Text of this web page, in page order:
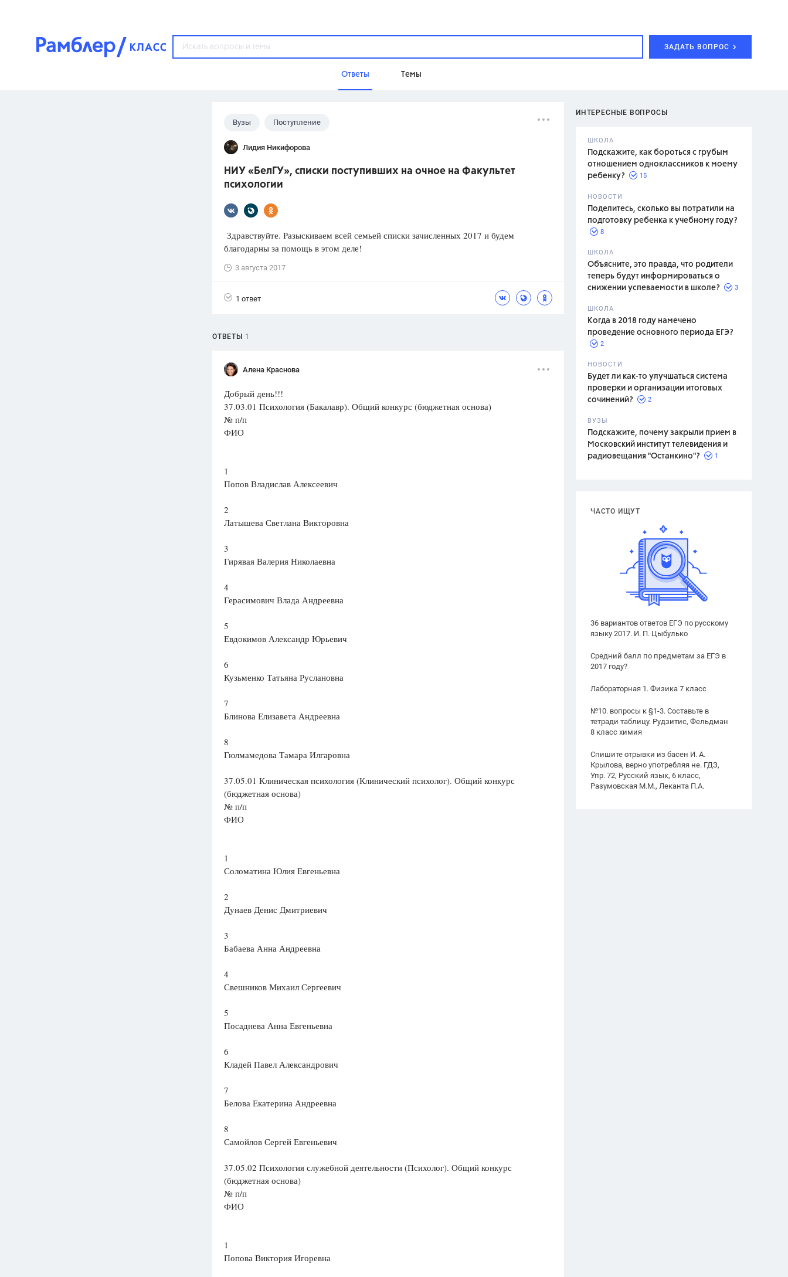
ЗАДАТЬ ВОПРОС
Ответы Темы
Популярные темы
ГДЗ
ОГЭ
ФИПИ
1752 ответа
ответов
ИНТЕРЕСНЫЕ ВОПРОСЫ
ШКОЛА
Подскажите, как бороться с грубым
отношением одноклассников к моему
ребенку?
15
НОВОСТИ
Поделитесь, сколько вы потратили на
подготовку ребенка к учебному году?
8
ШКОЛА
Объясните, это правда, что родители
теперь будут информироваться о
снижении успеваемости в школе?
3
ШКОЛА
Когда в 2018 году намечено
проведение основного периода ЕГЭ?
2
НОВОСТИ
Будет ли как-то улучшаться система
проверки и организации итоговых
сочинений?
2
ВУЗЫ
Подскажите, почему закрыли прием в
Московский институт телевидения и
радиовещания "Останкино"?
1
ЧАСТО ИЩУТ
36 вариантов ответов ЕГЭ по русскому
языку 2017. И. П. Цыбулько
Средний балл по предметам за ЕГЭ в
2017 году?
Лабораторная 1. Физика 7 класс
№10. вопросы к §1-3. Составьте в
тетради таблицу. Рудзитис, Фельдман
8 класс химия
Спишите отрывки из басен И. А.
Крылова, верно употребляя не. ГДЗ,
Упр. 72, Русский язык, 6 класс,
Разумовская М.М., Леканта П.А.
Вузы Поступление
Лидия Никифорова
НИУ «БелГУ», списки поступивших на очное на Факультет
психологии
Здравствуйте. Разыскиваем всей семьей списки зачисленных 2017 и будем
благодарны за помощь в этом деле!
3 августа 2017
1 ответ
ОТВЕТЫ 1
Алена Краснова
Добрый день!!!
37.03.01 Психология (Бакалавр). Общий конкурс (бюджетная основа)
№ п/п
ФИО
1
Попов Владислав Алексеевич
2
Латышева Светлана Викторовна
3
Гирявая Валерия Николаевна
4
Герасимович Влада Андреевна
5
Евдокимов Александр Юрьевич
6
Кузьменко Татьяна Руслановна
7
Блинова Елизавета Андреевна
8
Гюлмамедова Тамара Илгаровна
37.05.01 Клиническая психология (Клинический психолог). Общий конкурс
(бюджетная основа)
№ п/п
ФИО
1
Соломатина Юлия Евгеньевна
2
Дунаев Денис Дмитриевич
3
Бабаева Анна Андреевна
4
Свешников Михаил Сергеевич
5
Посаднева Анна Евгеньевна
6
Кладей Павел Александрович
7
Белова Екатерина Андреевна
8
Самойлов Сергей Евгеньевич
37.05.02 Психология служебной деятельности (Психолог). Общий конкурс
(бюджетная основа)
№ п/п
ФИО
1
Попова Виктория Игоревна